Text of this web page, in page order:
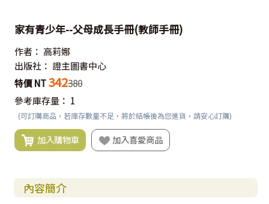
家有青少年--父母成長手冊(教師手冊)
作者： 高莉娜
出版社： 證主圖書中心
特價 NT 342380
參考庫存量： 1
(可訂購商品，若庫存數量不足，將於結帳後為您進貨，請安心訂購)
加入購物車 加入喜愛商品
內容簡介